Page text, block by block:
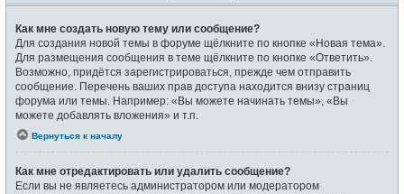
Как мне создать новую тему или сообщение?
Для создания новой темы в форуме щёлкните по кнопке «Новая тема».
Для размещения сообщения в теме щёлкните по кнопке «Ответить».
Возможно, придётся зарегистрироваться, прежде чем отправить
сообщение. Перечень ваших прав доступа находится внизу страниц
форума или темы. Например: «Вы можете начинать темы», «Вы
можете добавлять вложения» и т.п.
Вернуться к началу
Как мне отредактировать или удалить сообщение?
Если вы не являетесь администратором или модератором